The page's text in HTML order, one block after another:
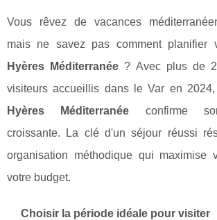
Vous rêvez de vacances
mais ne savez pas comment planifier
Hyères Méditerranée ? Avec plus de
visiteurs accueillis dans le Var en
Hyères Méditerranée confirme
croissante. La clé d'un séjour réussi
organisation méthodique qui maximise
votre budget.
Choisir la période idéale pour visiter